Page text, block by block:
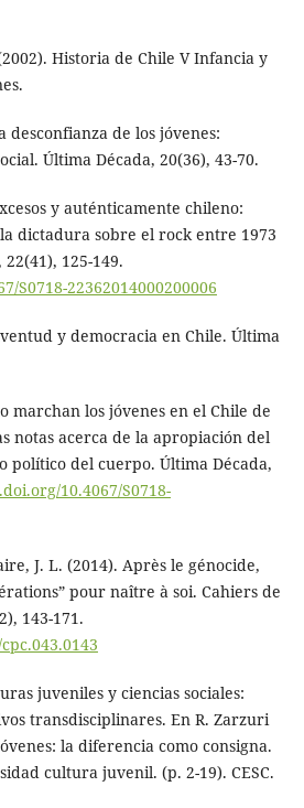
Historia de Chile V Infancia y
desconfianza de los jóvenes:
Última Década, 20(36), 43-70.
y auténticamente chileno:
dictadura sobre el rock entre 1973
125-149.
S0718-22362014000200006
y democracia en Chile. Última
marchan los jóvenes en el Chile de
notas acerca de la apropiación del
político del cuerpo. Última Década,
10.4067/S0718-
J. L. (2014). Après le génocide,
pour naître à soi. Cahiers de
143-171.
juveniles y ciencias sociales:
transdisciplinares. En R. Zarzuri
la diferencia como consigna.
cultura juvenil. (p. 2-19). CESC.